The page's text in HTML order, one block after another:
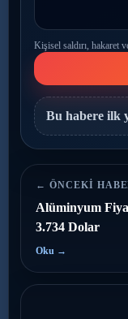
Kişisel saldırı, hakaret
Bu habere ilk
← ÖNCEKI
Alüminyum
3.734 Dolar
Oku →